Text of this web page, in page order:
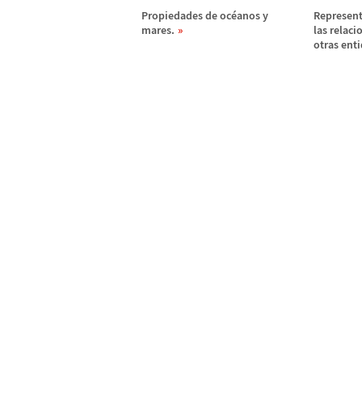
Propiedades de océanos y
mares.
las
otras